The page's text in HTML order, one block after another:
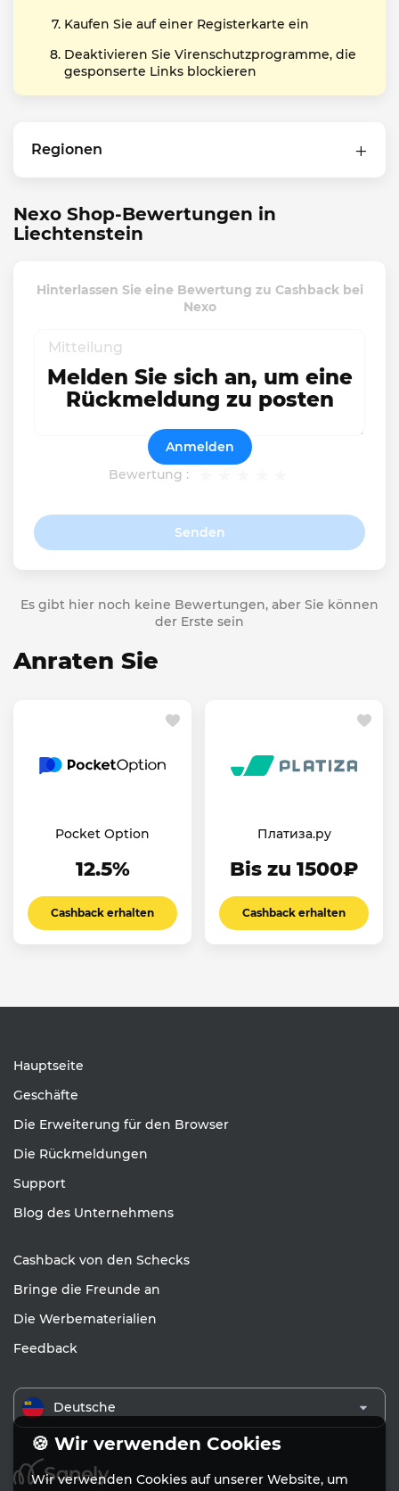
Kaufen Sie auf einer Registerkarte ein
Deaktivieren Sie Virenschutzprogramme, die
gesponserte Links blockieren
Regionen
Nexo Shop-Bewertungen in
Liechtenstein
Hinterlassen Sie eine Bewertung zu Cashback bei
Nexo
Bewertung :
Senden
Melden Sie sich an, um eine
Rückmeldung zu posten
Anmelden
Es gibt hier noch keine Bewertungen, aber Sie können
der Erste sein
Anraten Sie
Pocket Option
12.5%
Cashback erhalten
Платиза.ру
Bis zu 1500₽
Cashback erhalten
Hauptseite
Geschäfte
Die Erweiterung für den Browser
Die Rückmeldungen
Support
Blog des Unternehmens
Cashback von den Schecks
Bringe die Freunde an
Die Werbematerialien
Feedback
Deutsche
🍪 Wir verwenden Cookies
Wir verwenden Cookies auf unserer Website, um